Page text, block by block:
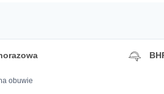
obuwie